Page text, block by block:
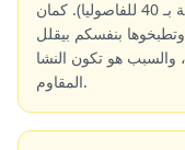
العدس مؤشره أقل (تقريباً 32 مقارنة بـ 40 للفاصوليا). كمان
وتطبخوها بنفسكم بيقلل
والسبب هو تكون النشا
المقاوم.